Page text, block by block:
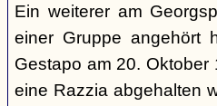
Ein weiterer am
einer Gruppe angehört
Gestapo am 20.
eine Razzia abgehalten